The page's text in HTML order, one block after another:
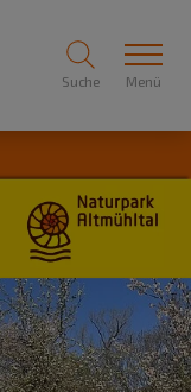
Suche Menü